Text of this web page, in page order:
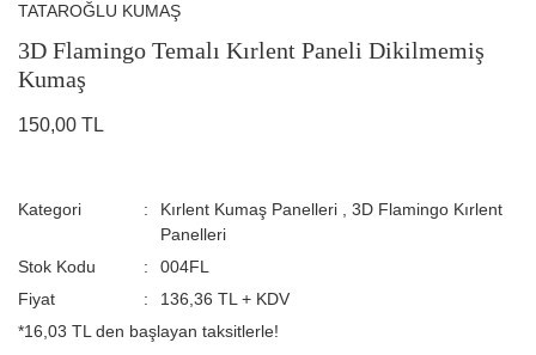
TATAROĞLU KUMAŞ
3D Flamingo Temalı Kırlent Paneli Dikilmemiş
Kumaş
150,00 TL
Kategori Kırlent Kumaş Panelleri
3D Flamingo Kırlent
Panelleri
Stok Kodu
004FL
Fiyat
136,36 TL + KDV
*16,03 TL den başlayan taksitlerle!